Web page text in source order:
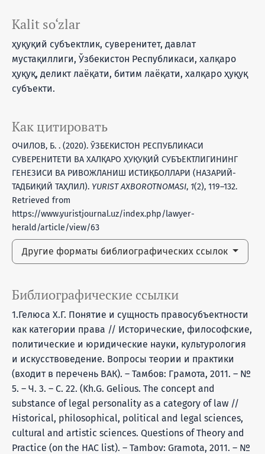
Kalit so‘zlar
ҳуқуқий субъектлик, суверенитет, давлат
мустақиллиги, Ўзбекистон Республикаси, халқаро
ҳуқуқ, деликт лаёқати, битим лаёқати, халқаро ҳуқуқ
субъекти.
Как цитировать
ОЧИЛОВ, Б. . (2020). ЎЗБЕКИСТОН РЕСПУБЛИКАСИ
СУВЕРЕНИТЕТИ ВА ХАЛҚАРО ҲУҚУҚИЙ СУБЪЕКТЛИГИНИНГ
ГЕНЕЗИСИ ВА РИВОЖЛАНИШ ИСТИҚБОЛЛАРИ (НАЗАРИЙ-
ТАДБИҚИЙ ТАҲЛИЛ). YURIST AXBOROTNOMASI, 1(2), 119–132.
Retrieved from
https://www.yuristjournal.uz/index.php/lawyer-
herald/article/view/63
Другие форматы библиографических ссылок
Библиографические ссылки
1.Гелюса Х.Г. Понятие и сущность правосубъектности
как категории права // Исторические, философские,
политические и юридические науки, культурология
и искусствоведение. Вопросы теории и практики
(входит в перечень ВАК). – Тамбов: Грамота, 2011. – №
5. – Ч. 3. – С. 22. (Kh.G. Gelious. The concept and
substance of legal personality as a category of law //
Historical, philosophical, political and legal sciences,
cultural and artistic sciences. Questions of Theory and
Practice (on the HAC list). – Tambov: Gramota, 2011. – №